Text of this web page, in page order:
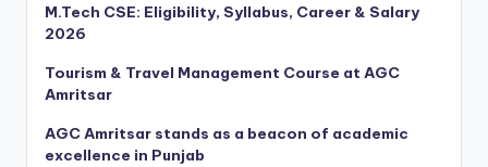
M.Tech CSE: Eligibility, Syllabus, Career & Salary
2026
Tourism & Travel Management Course at AGC
Amritsar
AGC Amritsar stands as a beacon of academic
excellence in Punjab